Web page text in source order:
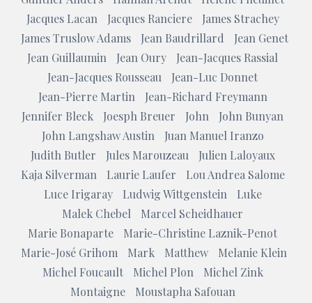
Jacques Lacan
Jacques Ranciere
James Strachey
James Truslow Adams
Jean Baudrillard
Jean Genet
Jean Guillaumin
Jean Oury
Jean-Jacques Rassial
Jean-Jacques Rousseau
Jean-Luc Donnet
Jean-Pierre Martin
Jean-Richard Freymann
Jennifer Bleck
Joesph Breuer John
John Bunyan
John Langshaw Austin
Juan Manuel Iranzo
Judith Butler
Jules Marouzeau
Julien Laloyaux
Kaja Silverman
Laurie Laufer
Lou Andrea Salome
Luce Irigaray
Ludwig Wittgenstein
Luke
Malek Chebel
Marcel Scheidhauer
Marie Bonaparte
Marie-Christine Laznik-Penot
Marie-José Grihom
Mark Matthew
Melanie Klein
Michel Foucault
Michel Plon
Michel Zink
Montaigne
Moustapha Safouan